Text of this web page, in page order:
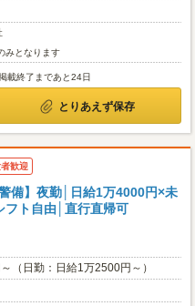
みとなります
載終了まであと24日
とりあえず保存
歓迎
備】夜勤│日給1万4000円×未
フト自由│直行直帰可
（日勤：日給1万2500円～）